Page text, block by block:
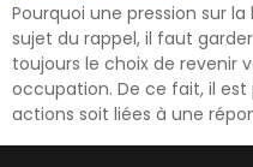
Pourquoi une pression sur la
sujet du rappel, il faut
toujours le choix de revenir
occupation. De ce fait, il
actions soit liées à une